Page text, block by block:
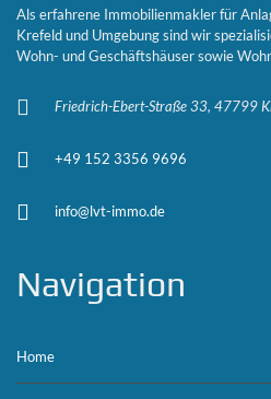
Als erfahrene Immobilienmakler für
Krefeld und Umgebung sind wir
Wohn- und Geschäftshäuser sowie
Friedrich-Ebert-Straße 33, 47799
+49 152 3356 9696
info@lvt-immo.de
Navigation
Home